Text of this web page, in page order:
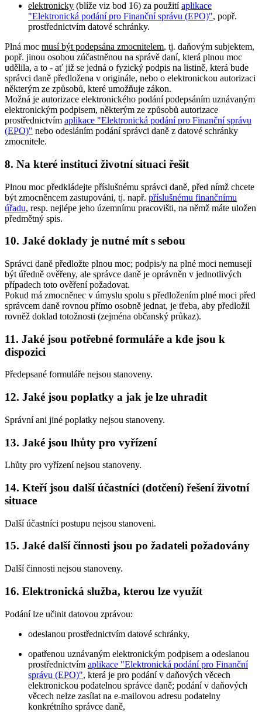
elektronicky (blíže viz bod 16) za použitíaplikace
"Elektronická podání pro Finanční správu (EPO)", popř.
prostřednictvím datové schránky.
Plná moc musí být podepsána zmocnitelem, tj. daňovým subjektem,
popř. jinou osobou zúčastněnou na správě daní, která plnou moc
udělila, a to - ať již se jedná o fyzický podpis na listině, která bude
správci daně předložena v originále, nebo o elektronickou autorizaci
některým ze způsobů, které umožňuje zákon.
Možná je autorizace elektronického podání podepsáním uznávaným
elektronickým podpisem, některým ze způsobů autorizace
prostřednictvím aplikace "Elektronická podání pro Finanční správu
(EPO)" nebo odesláním podání správci daně z datové schránky
zmocnitele.
8. Na které instituci životní situaci řešit
Plnou moc předkládejte příslušnému správci daně, před nímž chcete
být zmocněncem zastupováni, tj. např. příslušnému finančnímu
úřadu, resp. nejlépe jeho územnímu pracovišti, na němž máte uložen
předmětný spis.
10. Jaké doklady je nutné mít s sebou
Správci daně předložte plnou moc; podpis/y na plné moci nemusejí
být úředně ověřeny, ale správce daně je oprávněn v jednotlivých
případech toto ověření požadovat.
Pokud má zmocněnec v úmyslu spolu s předložením plné moci před
správcem daně rovnou přímo osobně jednat, je třeba, aby předložil
rovněž doklad totožnosti (zejména občanský průkaz).
11. Jaké jsou potřebné formuláře a kde jsou k
dispozici
Předepsané formuláře nejsou stanoveny.
12. Jaké jsou poplatky a jak je lze uhradit
Správní ani jiné poplatky nejsou stanoveny.
13. Jaké jsou lhůty pro vyřízení
Lhůty pro vyřízení nejsou stanoveny.
14. Kteří jsou další účastníci (dotčení) řešení životní
situace
Další účastníci postupu nejsou stanoveni.
15. Jaké další činnosti jsou po žadateli požadovány
Další činnosti nejsou stanoveny.
16. Elektronická služba, kterou lze využít
Podání lze učinit datovou zprávou:
odeslanou prostřednictvím datové schránky,
opatřenou uznávaným elektronickým podpisem a odeslanou
prostřednictvím aplikace "Elektronická podání pro Finanční
správu (EPO)", která je pro podání v daňových věcech
elektronickou podatelnou správce daně; podání v daňových
věcech nelze zasílat na e-mailovou adresu podatelny
konkrétního správce daně,